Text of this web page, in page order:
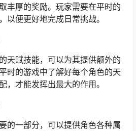
丰厚的奖励。玩家需要在平时的
以便更好地完成日常挑战。
天赋技能，可以为其提供额外的
时的游戏中了解好每个角色的天
，才能发挥出最大的作用。
的一部分，可以提供角色各种属